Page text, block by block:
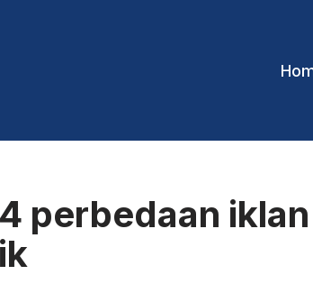
perbedaan